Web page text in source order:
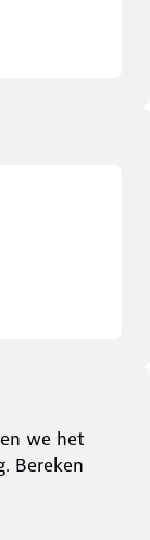
we het
Bereken